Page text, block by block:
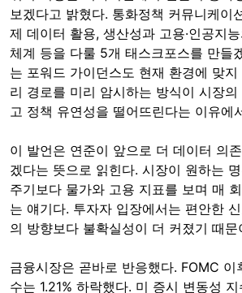
보겠다고 밝혔다. 통화정책 커뮤니케이
제 데이터 활용, 생산성과 고용·인공지
체계 등을 다룰 5개 태스크포스를 만들
는 포워드 가이던스도 현재 환경에 맞
리 경로를 미리 암시하는 방식이 시장
고 정책 유연성을 떨어뜨린다는 이유에
이 발언은 연준이 앞으로 더 데이터 의
겠다는 뜻으로 읽힌다. 시장이 원하는
주기보다 물가와 고용 지표를 보며 매
는 얘기다. 투자자 입장에서는 편안한
의 방향보다 불확실성이 더 커졌기 때문
금융시장은 곧바로 반응했다. FOMC 이
수는 1.21% 하락했다. 미 증시 변동성